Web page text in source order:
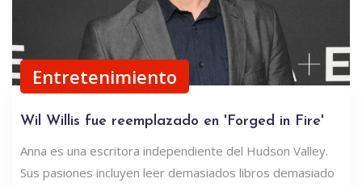
Entretenimiento
Wil Willis fue reemplazado en 'Forged in Fire'
Anna es una escritora independiente del Hudson Valley.
Sus pasiones incluyen leer demasiados libros demasiado